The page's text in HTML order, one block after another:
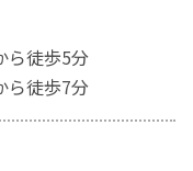
ら徒歩5分
ら徒歩7分